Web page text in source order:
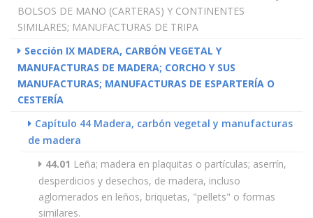
BOLSOS DE MANO (CARTERAS) Y CONTINENTES
SIMILARES; MANUFACTURAS DE TRIPA
Sección IX MADERA, CARBÓN VEGETAL Y
MANUFACTURAS DE MADERA; CORCHO Y SUS
MANUFACTURAS; MANUFACTURAS DE ESPARTERÍA O
CESTERÍA
Capítulo 44 Madera, carbón vegetal y manufacturas
de madera
44.01 Leña; madera en plaquitas o partículas; aserrín,
desperdicios y desechos, de madera, incluso
aglomerados en leños, briquetas, "pellets" o formas
similares.